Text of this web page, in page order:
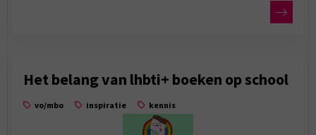
Het belang van lhbti+ boeken op school
vo/mbo inspiratie kennis